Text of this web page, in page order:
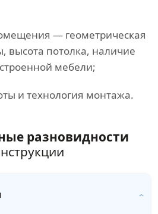
— геометрическая
высота потолка, наличие
мебели;
и технология монтажа.
разновидности